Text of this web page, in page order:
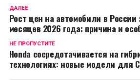
ДАЛЕЕ
Рост цен на автомобили в России
месяцев 2026 года: причина и
НЕ ПРОПУСТИТЕ
Honda сосредотачивается на
технологиях: новые модели для